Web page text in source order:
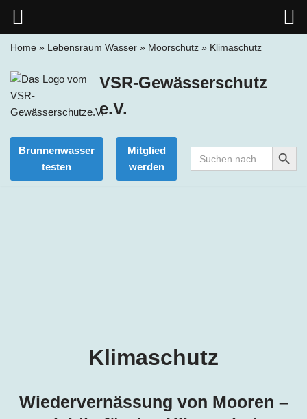
Zum
Home » Lebensraum Wasser » Moorschutz » Klimaschutz
VSR-Gewässerschutz
e.V.
Brunnenwasser
testen
Mitglied
werden
Search
for:
Search Button
Klimaschutz
Wiedervernässung von Mooren –